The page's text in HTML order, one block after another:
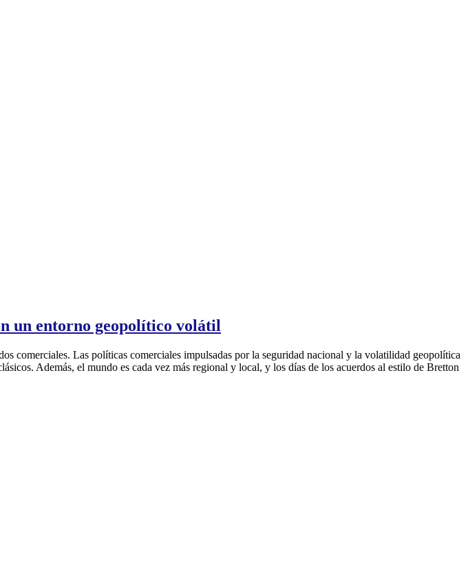
un entorno geopolítico volátil
comerciales. Las políticas comerciales impulsadas por la seguridad nacional y la volatilidad geopolítica
Además, el mundo es cada vez más regional y local, y los días de los acuerdos al estilo de Bretton